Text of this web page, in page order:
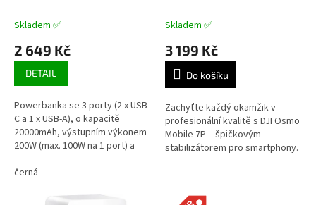
Skladem ✅
2 649 Kč
DETAIL
Powerbanka se 3 porty (2 x USB-
C a 1 x USB-A), o kapacitě
20000mAh, výstupním výkonem
200W (max. 100W na 1 port) a
černá
Skladem ✅
3 199 Kč
Do košíku
Zachyťte každý okamžik v
profesionální kvalitě s DJI Osmo
Mobile 7P – špičkovým
stabilizátorem pro smartphony.